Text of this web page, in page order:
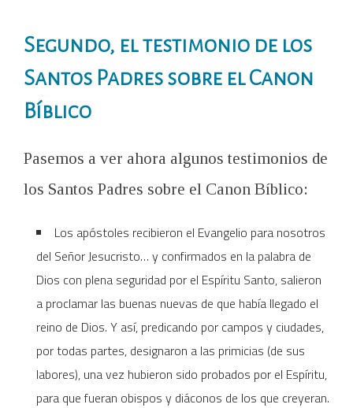
Segundo, el testimonio de los
Santos Padres sobre el Canon
Bíblico
Pasemos a ver ahora algunos testimonios de
los Santos Padres sobre el Canon Bíblico:
Los apóstoles recibieron el Evangelio para nosotros
del Señor Jesucristo… y confirmados en la palabra de
Dios con plena seguridad por el Espíritu Santo, salieron
a proclamar las buenas nuevas de que había llegado el
reino de Dios. Y así, predicando por campos y ciudades,
por todas partes, designaron a las primicias (de sus
labores), una vez hubieron sido probados por el Espíritu,
para que fueran obispos y diáconos de los que creyeran.